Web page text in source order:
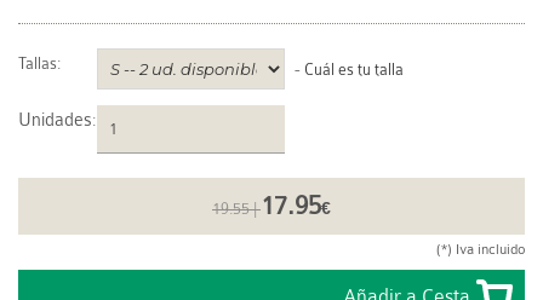
Tallas: - Cuál es tu talla
Unidades:
19.55 |17.95€
(*) Iva incluido